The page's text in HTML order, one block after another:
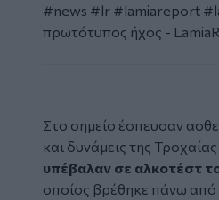
#news #lr #lamiareport
πρωτότυπος ήχος -
Στο σημείο έσπευσαν
και δυνάμεις της
υπέβαλαν σε αλκοτέστ
οποίος βρέθηκε πάνω από